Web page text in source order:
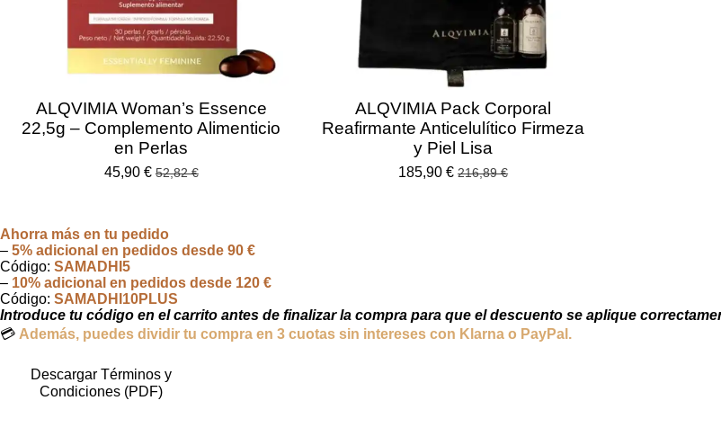
ALQVIMIA Woman’s Essence
22,5g – Complemento Alimenticio
en Perlas
45,90 € 52,82 €
ALQVIMIA Pack Corporal
Reafirmante Anticelulítico Firmeza
y Piel Lisa
185,90 € 216,89 €
Ahorra más en tu pedido
– 5% adicional en pedidos desde 90 €
Código: SAMADHI5
– 10% adicional en pedidos desde 120 €
Código: SAMADHI10PLUS
Introduce tu código en el carrito antes de finalizar la compra para que el descuento se aplique
💳 Además, puedes dividir tu compra en 3 cuotas sin intereses con Klarna o PayPal.
Descargar Términos y
Condiciones (PDF)